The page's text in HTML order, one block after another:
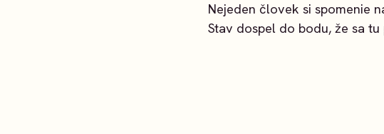
Nejeden človek si spomenie
Stav dospel do bodu, že sa